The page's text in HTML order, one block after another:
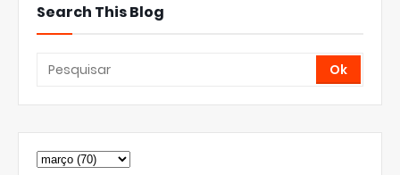
Search This Blog